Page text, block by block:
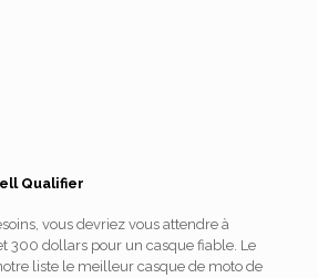
Qualifier
vous devriez vous attendre à
300 dollars pour un casque fiable. Le
liste le meilleur casque de moto de